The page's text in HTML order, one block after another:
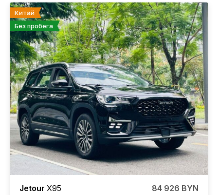
Китай
Без пробега
Jetour X95 84 926 BYN